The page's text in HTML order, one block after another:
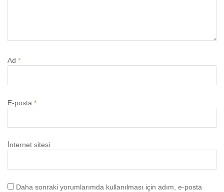
Ad *
E-posta *
İnternet sitesi
Daha sonraki yorumlarımda kullanılması için adım, e-posta